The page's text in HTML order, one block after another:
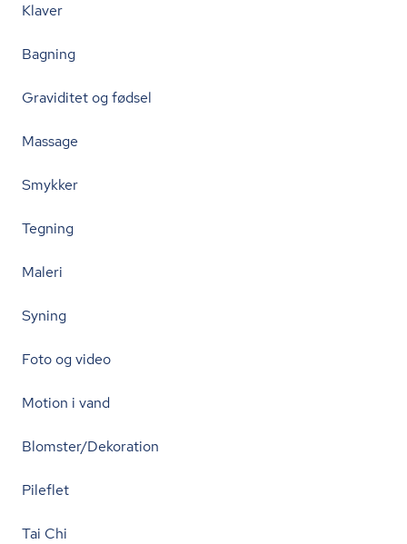
Klaver
Bagning
Graviditet og fødsel
Massage
Smykker
Tegning
Maleri
Syning
Foto og video
Motion i vand
Blomster/Dekoration
Pileflet
Tai Chi